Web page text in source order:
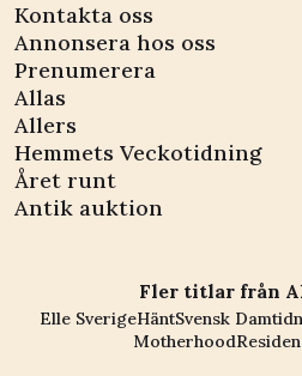
Kontakta oss
Annonsera hos oss
Prenumerera
Allas
Allers
Hemmets Veckotidning
Året runt
Antik auktion
Fler titlar från
Elle SverigeHäntSvensk
Motherhood